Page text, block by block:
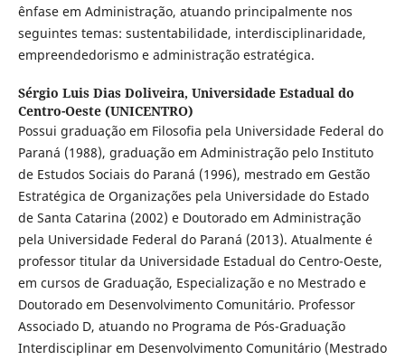
ênfase em Administração, atuando principalmente nos
seguintes temas: sustentabilidade, interdisciplinaridade,
empreendedorismo e administração estratégica.
Sérgio Luis Dias Doliveira, Universidade Estadual do
Centro-Oeste (UNICENTRO)
Possui graduação em Filosofia pela Universidade Federal do
Paraná (1988), graduação em Administração pelo Instituto
de Estudos Sociais do Paraná (1996), mestrado em Gestão
Estratégica de Organizações pela Universidade do Estado
de Santa Catarina (2002) e Doutorado em Administração
pela Universidade Federal do Paraná (2013). Atualmente é
professor titular da Universidade Estadual do Centro-Oeste,
em cursos de Graduação, Especialização e no Mestrado e
Doutorado em Desenvolvimento Comunitário. Professor
Associado D, atuando no Programa de Pós-Graduação
Interdisciplinar em Desenvolvimento Comunitário (Mestrado